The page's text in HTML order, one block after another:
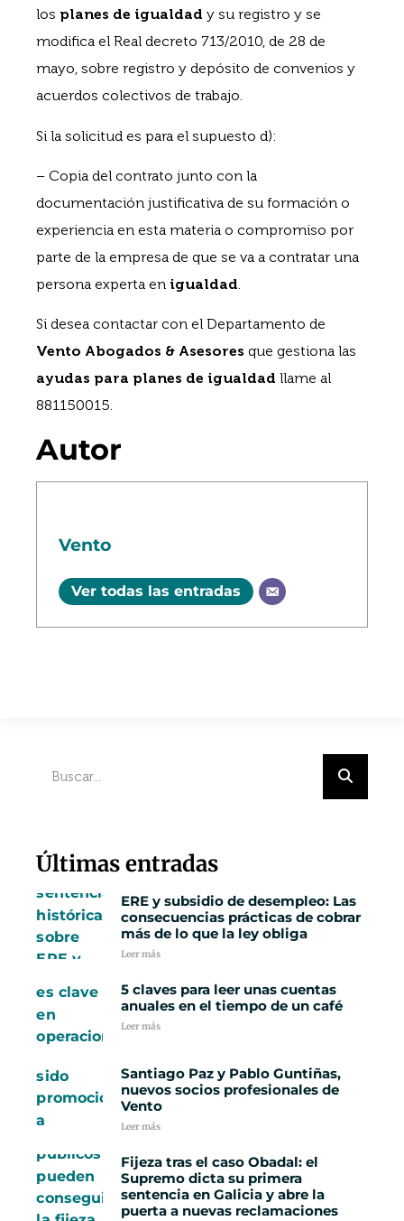
los planes de igualdad y su registro y se
modifica el Real decreto 713/2010, de 28 de
mayo, sobre registro y depósito de convenios y
acuerdos colectivos de trabajo.
Si la solicitud es para el supuesto d):
– Copia del contrato junto con la
documentación justificativa de su formación o
experiencia en esta materia o compromiso por
parte de la empresa de que se va a contratar una
persona experta en igualdad.
Si desea contactar con el Departamento de
Vento Abogados & Asesores que gestiona las
ayudas para planes de igualdad llame al
881150015.
Autor
Vento
Ver todas las entradas
Últimas entradas
ERE y subsidio de desempleo: Las
consecuencias prácticas de cobrar
más de lo que la ley obliga
Leer más
5 claves para leer unas cuentas
anuales en el tiempo de un café
Leer más
Santiago Paz y Pablo Guntiñas,
nuevos socios profesionales de
Vento
Leer más
Fijeza tras el caso Obadal: el
Supremo dicta su primera
sentencia en Galicia y abre la
puerta a nuevas reclamaciones